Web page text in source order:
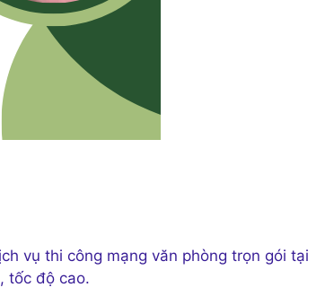
vụ thi công mạng văn phòng trọn gói tại
tốc độ cao.